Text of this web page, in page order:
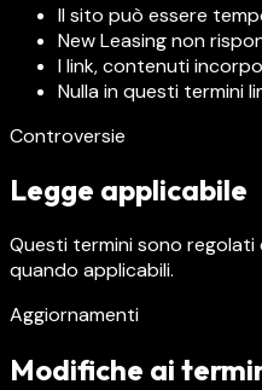
Il sito può essere
New Leasing non
I link, contenuti
Nulla in questi termini
Controversie
Legge applicabile
Questi termini sono regolati
quando applicabili.
Aggiornamenti
Modifiche ai